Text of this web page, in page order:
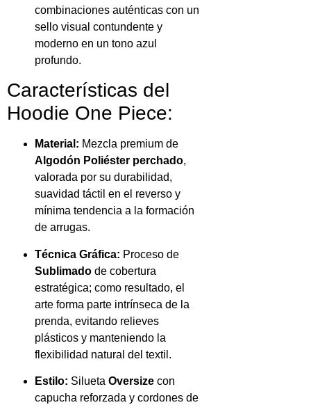
combinaciones auténticas con un
sello visual contundente y
moderno en un tono azul
profundo.
Características del
Hoodie One Piece:
Material: Mezcla premium de
Algodón Poliéster perchado,
valorada por su durabilidad,
suavidad táctil en el reverso y
mínima tendencia a la formación
de arrugas.
Técnica Gráfica: Proceso de
Sublimado de cobertura
estratégica; como resultado, el
arte forma parte intrínseca de la
prenda, evitando relieves
plásticos y manteniendo la
flexibilidad natural del textil.
Estilo: Silueta Oversize con
capucha reforzada y cordones de